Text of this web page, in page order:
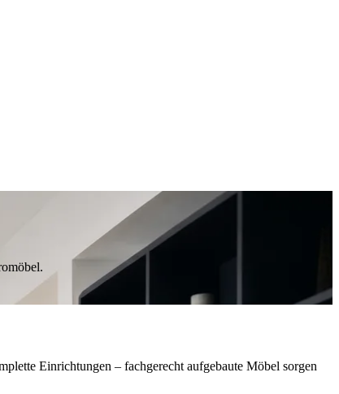
Einrichtungen – fachgerecht aufgebaute Möbel sorgen